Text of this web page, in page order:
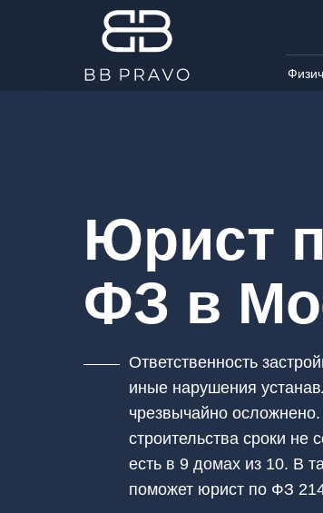
Юрист
ФЗ в
Ответственность
иные нарушения
чрезвычайно
строительства сроки
есть в 9 домах из 10. В
поможет юрист по ФЗ